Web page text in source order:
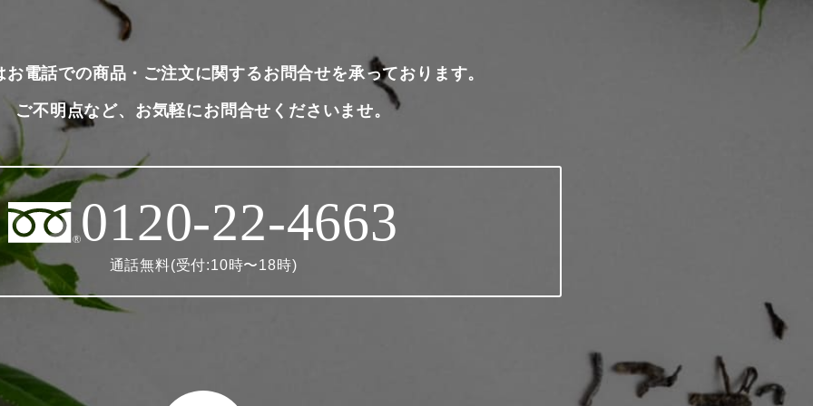
お電話での商品・ご注文に関するお問合せを承っております。
ご不明点など、お気軽にお問合せくださいませ。
0120-22-4663
通話無料(受付:10時〜18時)